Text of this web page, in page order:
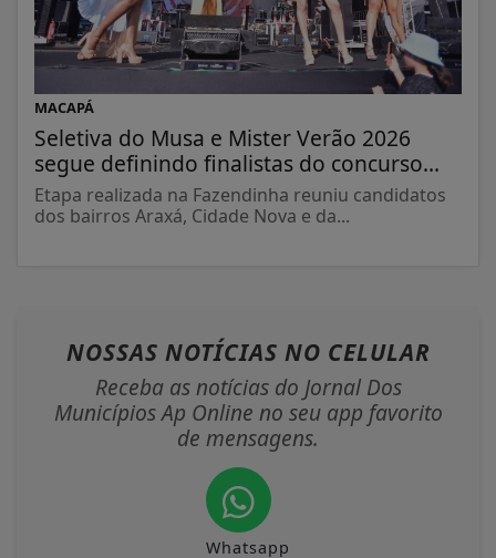
MACAPÁ
Seletiva do Musa e Mister Verão 2026
segue definindo finalistas do concurso...
Etapa realizada na Fazendinha reuniu candidatos
dos bairros Araxá, Cidade Nova e da...
NOSSAS NOTÍCIAS NO CELULAR
Receba as notícias do Jornal Dos
Municípios Ap Online no seu app favorito
de mensagens.
Whatsapp